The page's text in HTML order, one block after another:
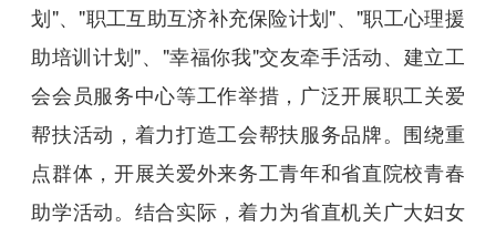
划"、"职工互助互济补充保险计划"、"职工心理援
助培训计划"、"幸福你我"交友牵手活动、建立工
会会员服务中心等工作举措，广泛开展职工关爱
帮扶活动，着力打造工会帮扶服务品牌。围绕重
点群体，开展关爱外来务工青年和省直院校青春
助学活动。结合实际，着力为省直机关广大妇女